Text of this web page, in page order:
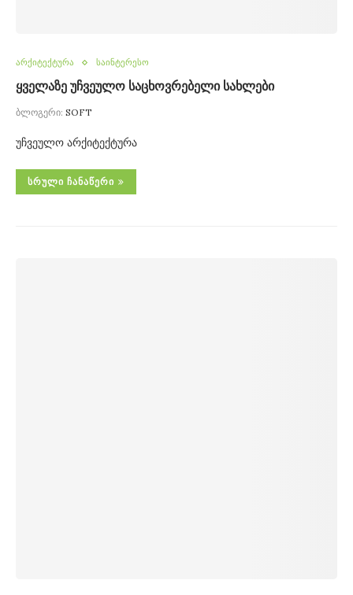
არქიტექტურა საინტერესო
ყველაზე უჩვეულო საცხოვრებელი სახლები
ბლოგერი: SOFT
უჩვეულო არქიტექტურა
ᲡᲠᲣᲚᲘ ᲩᲐᲜᲐᲬᲔᲠᲘ